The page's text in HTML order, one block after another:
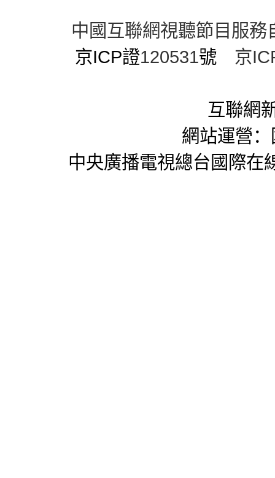
中國互聯網視聽節目服務
京ICP證120531號 京
互聯網
網站運營
中央廣播電視總台國際在